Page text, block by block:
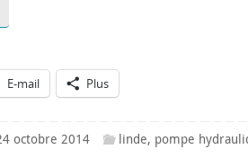
E-mail Plus
octobre 2014 linde, pompe